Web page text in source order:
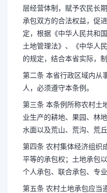
层经营体制，赋予农民长
承包双方的合法权益，促
定，根据《中华人民共和
土地管理法》、《中华人
的规定，结合本省实际，制
第二条 本省行政区域内从
人，必须遵守本条例。
第三条 本条例所称农村土
业生产的耕地、果园、林
水面以及荒山、荒沟、荒丘
第四条 农村集体经济组织
平等的承包权；土地承包
个人承包、联合承包、专业
第五条 农村土地承包应当
责令缴...